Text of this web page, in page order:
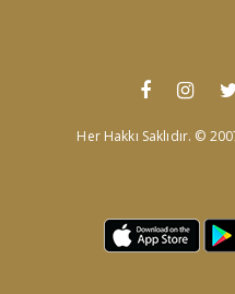
Her Hakkı Saklıdır. ©